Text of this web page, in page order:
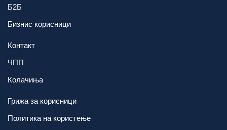
Б2Б
Бизнис корисници
Контакт
ЧПП
Колачиња
Грижа за корисници
Политика на користење